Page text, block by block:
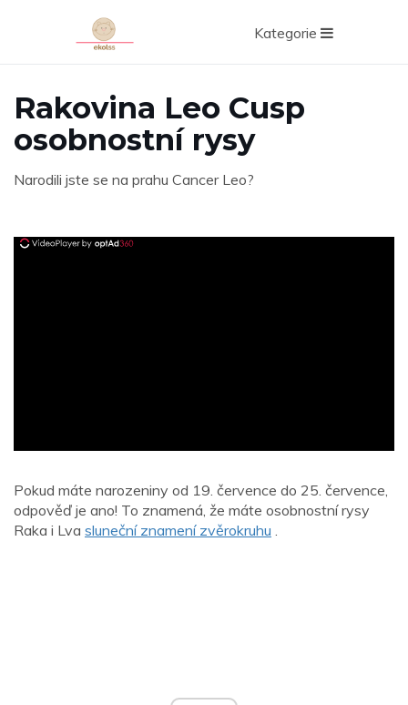
Kategorie
Rakovina Leo Cusp
osobnostní rysy
Narodili jste se na prahu Cancer Leo?
Pokud máte narozeniny od 19. července do 25. července,
odpověď je ano! To znamená, že máte osobnostní rysy
Raka i Lva sluneční znamení zvěrokruhu .